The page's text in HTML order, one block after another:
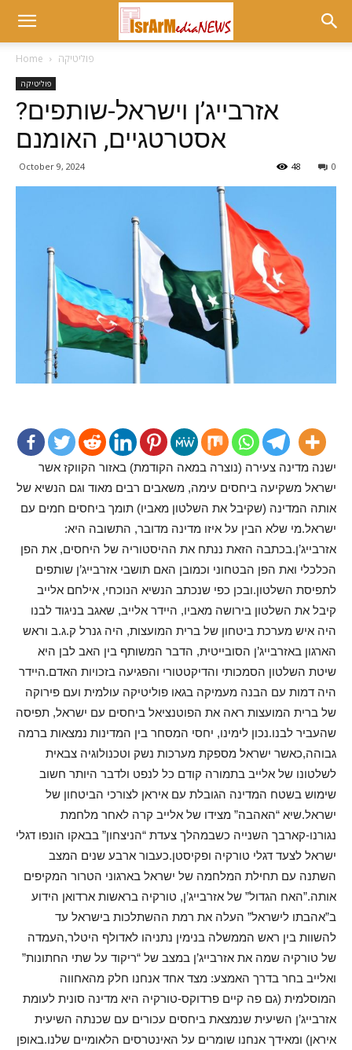
Home פוליטיקה
פוליטיקה
?אזרבייג’ן וישראל-שותפים
אסטרטגיים, האומנם
October 9, 2024 0
48
ישנה מדינה צעירה (נוצרה במאה הקודמת) באזור הקווקז אשר
ישראל משקיעה ביחסים עימה, משאבים רבים מאוד וגם הנשיא של
אותה המדינה (שקיבל את השלטון מאביו) תומך ביחסים חמים עם
ישראל.מי שלא הבין על איזו מדינה מדובר, התשובה היא:
אזרבייג’ן.בכתבה הזאת ננתח את ההיסטוריה של היחסים, את הפן
הכלכלי ואת הפן הבטחוני וכמובן האם תושבי אזרבייג’ן שותפים
לתפיסת השלטון.ובכן כפי שנכתב הנשיא הנוכחי, אילחם אלייב
קיבל את השלטון בירושה מאביו, היידר אלייב, שאגב בניגוד לבנו
היה איש מערכת ביטחון של ברית המועצות, היה גנרל ק.ג.ב וראש
הארגון באזרבייג’ן הסובייטית, הדבר המשותף בין האב לבן היא
שיטת השלטון הסמכותי והדיקטטורי והפגיעה בזכויות האדם.היידר
היה דמות עם הבנה מעמיקה בגאו פוליטיקה עולמית ועם פירוקה
של ברית המועצות ראה את הפוטנציאל ביחסים עם ישראל, תפיסה
שהעביר לבנו.נכון לימינו, יחסי המסחר בין המדינות נמצאות ברמה
גבוהה,כאשר ישראל מספקת מערכות נשק וטכנולוגיה צבאית
לשלטונו של אלייב בתמורה קודם כל לנפט ולדבר היותר חשוב
שימוש בשטח המדינה הגובלת עם איראן לצורכי הביטחון של
ישראל.שיא “האהבה” מצידו של אלייב קרה לאחר מלחמת
נגורנו-קארבך השנייה כשבמהלך צעדת “הניצחון” בבאקו הונפו דגלי
ישראל לצעד דגלי טורקיה ופקיסטן.כעבור ארבע שנים המצב
השתנה עם תחילת המלחמה של ישראל בארגוני הטרור המקיפים
אותה.”האח הגדול” של אזרבייג’ן, טורקיה בראשות ארדואן הידוע
ב”אהבתו לישראל” העלה את רמת ההשתלכות בישראל עד
להשוות בין ראש הממשלה בנימין נתניהו לאדולף היטלר,העמדה
של טורקיה שמה את אזרבייג’ן במצב של “ריקוד על שתי החתונות”
ואלייב בחר בדרך האמצע: מצד אחד אנחנו חלק מהאחווה
המוסלמית (גם פה קיים פרדוקס-טורקיה היא מדינה סונית לעומת
אזרבייג’ן השיעית שנמצאת ביחסים עכורים עם שכנתה השיעית
איראן) ומאידך אנחנו שומרים על האינטרסים הלאומיים שלנו.באופן